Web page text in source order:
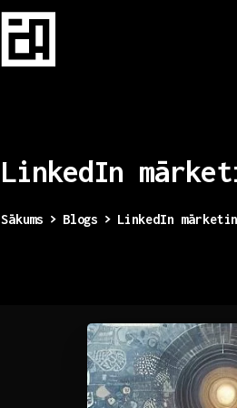
LinkedIn
Sākums Blogs LinkedIn